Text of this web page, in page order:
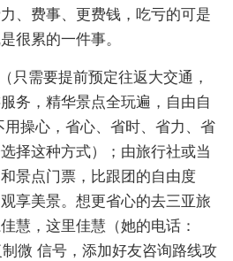
、费事、更费钱，吃亏的可是
很累的一件事。
只需要提前预定往返大交通，
务，精华景点全玩遍，自由自
操心，省心、省时、省力、省
择这种方式）；由旅行社或当
景点门票，比跟团的自由度
享美景。想更省心的去三亚旅
慧，这里佳慧（她的电话：
微 信号，添加好友咨询路线攻